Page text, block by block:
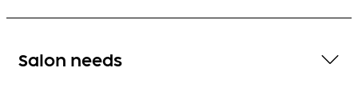
Salon needs